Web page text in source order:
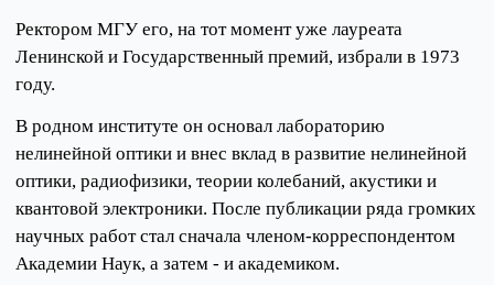
Ректором МГУ его, на тот момент уже лауреата
Ленинской и Государственный премий, избрали в 1973
году.
В родном институте он основал лабораторию
нелинейной оптики и внес вклад в развитие нелинейной
оптики, радиофизики, теории колебаний, акустики и
квантовой электроники. После публикации ряда громких
научных работ стал сначала членом-корреспондентом
Академии Наук, а затем - и академиком.